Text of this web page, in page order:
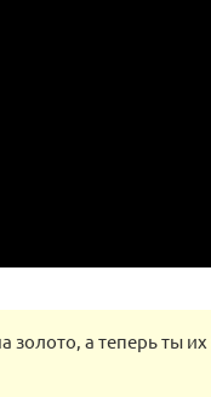
золото, а теперь ты